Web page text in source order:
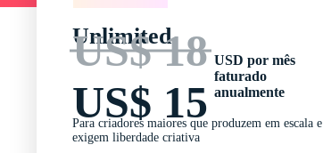
Unlimited
US$ 18
US$ 15
USD por mês
faturado
anualmente
Para criadores maiores que produzem em escala e
exigem liberdade criativa